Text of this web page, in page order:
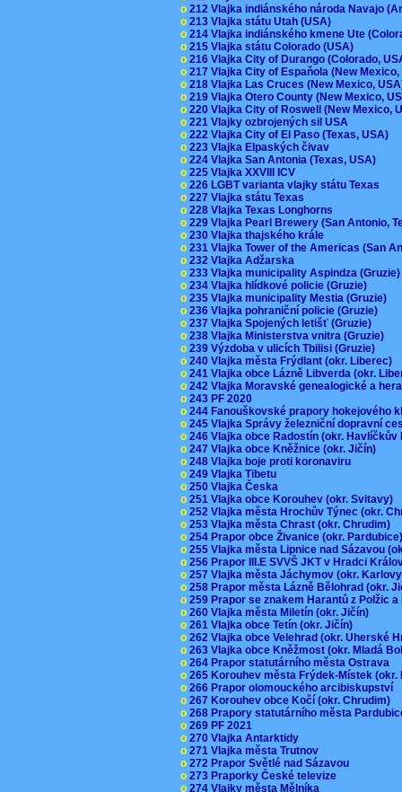
o 212 Vlajka indiánského národa Navajo
o 213 Vlajka státu Utah (USA)
o 214 Vlajka indiánského kmene Ute
o 215 Vlajka státu Colorado (USA)
o 216 Vlajka City of Durango (Colorado,
o 217 Vlajka City of Espaňola (New
o 218 Vlajka Las Cruces (New Mexico,
o 219 Vlajka Otero County (New Mexico,
o 220 Vlajka City of Roswell (New Mexico,
o 221 Vlajky ozbrojených sil USA
o 222 Vlajka City of El Paso (Texas, USA)
o 223 Vlajka Elpaských čivav
o 224 Vlajka San Antonia (Texas, USA)
o 225 Vlajka XXVIII ICV
o 226 LGBT varianta vlajky státu Texas
o 227 Vlajka státu Texas
o 228 Vlajka Texas Longhorns
o 229 Vlajka Pearl Brewery (San Antonio,
o 230 Vlajka thajského krále
o 231 Vlajka Tower of the Americas (San
o 232 Vlajka Adžarska
o 233 Vlajka municipality Aspindza
o 234 Vlajka hlídkové policie (Gruzie)
o 235 Vlajka municipality Mestia (Gruzie)
o 236 Vlajka pohraniční policie (Gruzie)
o 237 Vlajka Spojených letišť (Gruzie)
o 238 Vlajka Ministerstva vnitra (Gruzie)
o 239 Výzdoba v ulicích Tbilisi (Gruzie)
o 240 Vlajka města Frýdlant (okr. Liberec)
o 241 Vlajka obce Lázně Libverda (okr.
o 242 Vlajka Moravské genealogické a
o 243 PF 2020
o 244 Fanouškovské prapory hokejového
o 245 Vlajka Správy železniční dopravní
o 246 Vlajka obce Radostín (okr.
o 247 Vlajka obce Kněžnice (okr. Jičín)
o 248 Vlajka boje proti koronaviru
o 249 Vlajka Tibetu
o 250 Vlajka Česka
o 251 Vlajka obce Korouhev (okr. Svitavy)
o 252 Vlajka města Hrochův Týnec (okr.
o 253 Vlajka města Chrast (okr. Chrudim)
o 254 Prapor obce Živanice (okr.
o 255 Vlajka města Lipnice nad Sázavou
o 256 Prapor III.E SVVŠ JKT v Hradci
o 257 Vlajka města Jáchymov (okr.
o 258 Prapor města Lázně Bělohrad (okr.
o 259 Prapor se znakem Harantů z Polžic
o 260 Vlajka města Miletín (okr. Jičín)
o 261 Vlajka obce Tetín (okr. Jičín)
o 262 Vlajka obce Velehrad (okr. Uherské
o 263 Vlajka obce Kněžmost (okr. Mladá
o 264 Prapor statutárního města Ostrava
o 265 Korouhev města Frýdek-Místek
o 266 Prapor olomouckého arcibiskupství
o 267 Korouhev obce Kočí (okr. Chrudim)
o 268 Prapory statutárního města
o 269 PF 2021
o 270 Vlajka Antarktidy
o 271 Vlajka města Trutnov
o 272 Prapor Světlé nad Sázavou
o 273 Praporky České televize
o 274 Vlajky města Mělníka